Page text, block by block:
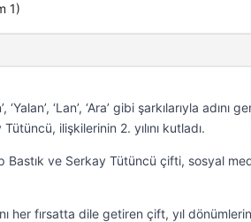
1)
‘Yalan’, ‘Lan’, ‘Ara’ gibi şarkılarıyla
ilişkilerinin 2. yılını kutladı.
Bastık ve Serkay Tütüncü çifti, sosyal
her fırsatta dile getiren çift, yıl